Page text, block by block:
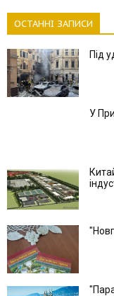
ОСТАННІ ЗАПИСИ
Під
У